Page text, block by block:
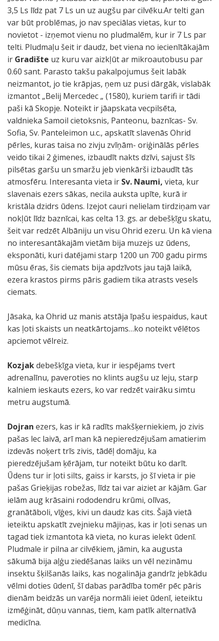
3,5 Ls līdz pat 7 Ls un uz augšu par cilvēku.Ar telti gan
var būt problēmas, jo nav speciālas vietas, kur to
novietot - izņemot vienu no pludmalēm, kur ir 7 Ls par
telti. Pludmaļu šeit ir daudz, bet viena no iecienītākajām
ir Gradište uz kuru var aizkļūt ar mikroautobusu par
0.60 sant. Parasto takšu pakalpojumus šeit labāk
neizmantot, jo tie krāpjas, ņem uz pusi dārgāk, vislabāk
izmantot „Belij Mercedec „ (1580), kuriem tarifi ir tādi
paši kā Skopje. Noteikt ir jāapskata vecpilsēta,
valdnieka Samoil cietoksnis, Panteonu, baznīcas- Sv.
Sofia, Sv. Panteleimon u.c., apskatīt slavenās Ohrid
pērles, kuras taisa no zivju zvīņām- oriģinālās pērles
veido tikai 2 ģimenes, izbaudīt nakts dzīvi, sajust šīs
pilsētas garšu un smaržu jeb vienkārši izbaudīt tās
atmosfēru. Interesanta vieta ir Sv. Naumi, vieta, kur
slavenais ezers sākas, necila auksta upīte, kurā ir
kristāla dzidrs ūdens. Izejot cauri nelielam tirdziņam var
nokļūt līdz baznīcai, kas celta 13. gs. ar debešķīgu skatu,
šeit var redzēt Albāniju un visu Ohrid ezeru. Un kā viena
no interesantākajām vietām bija muzejs uz ūdens,
eksponāti, kuri datējami starp 1200 un 700 gadu pirms
mūsu ēras, šis ciemats bija apdzīvots jau tajā laikā,
ezera krastos pirms pāris gadiem tika atrasts vesels
ciemats.
Jāsaka, ka Ohrid uz manis atstāja īpašu iespaidus, kaut
kas ļoti skaists un neatkārtojams…ko noteikt vēlētos
apciemot vēlreiz.
Kozjakdebešķīga vieta, kur ir iespējams tvert
adrenalīnu, paveroties no klints augšu uz leju, starp
kalniem ieskauts ezers, ko var redzēt vairāku simtu
metru augstumā.
Dojran ezers, kas ir kā radīts makšķerniekiem, jo zivis
pašas lec laivā, arī man kā nepieredzējušam amatierim
izdevās noķert trīs zivis, tādēļ domāju, ka
pieredzējušam ķērājam, tur noteikt būtu ko darīt.
Ūdens tur ir ļoti silts, gaiss ir karsts, jo šī vieta ir pie
pašas Grieķijas robežas, līdz tai var aiziet ar kājām. Gar
ielām aug krāsaini rododendru krūmi, olīvas,
granātāboli, vīģes, kivi un daudz kas cits. Šajā vietā
ieteiktu apskatīt zvejnieku mājiņas, kas ir ļoti senas un
tagad tiek izmantota kā vieta, no kuras ielekt ūdenī.
Pludmale ir pilna ar cilvēkiem, jāmin, ka augusta
sākumā bija aļģu ziedēšanas laiks un vēl nezināmu
insektu šķilšanās laiks, kas nogalināja gandrīz jebkādu
vēlmi doties ūdenī, šī dabas parādība tomēr pēc pāris
dienām beidzās un varēja normāli ieiet ūdenī, ieteiktu
izmēģināt, dūņu vannas, tiem, kam patīk alternatīvā
medicīna.